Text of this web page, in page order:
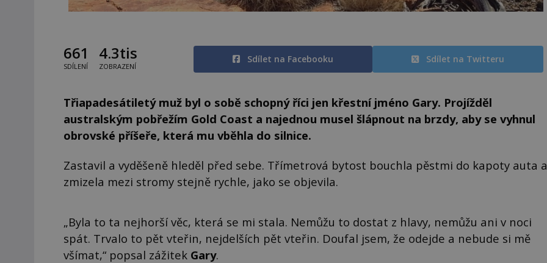
661
SDÍLENÍ
4.3tis
ZOBRAZENÍ
Sdílet na Facebooku Sdílet na Twitteru
Třiapadesátiletý muž byl o sobě schopný říci jen křestní jméno Gary. Projížděl
australským pobřežím Gold Coast a najednou musel šlápnout na brzdy, aby se vyhnul
obrovské příšeře, která mu vběhla do silnice.
Zastavil a vyděšeně hleděl před sebe. Třímetrová bytost bouchla pěstmi do kapoty auta a
zmizela mezi stromy stejně rychle, jako se objevila.
„Byla to ta nejhorší věc, která se mi stala. Nemůžu to dostat z hlavy, nemůžu ani v noci
spát. Trvalo to pět vteřin, nejdelších pět vteřin. Doufal jsem, že odejde a nebude si mě
všímat,“ popsal zážitek Gary.